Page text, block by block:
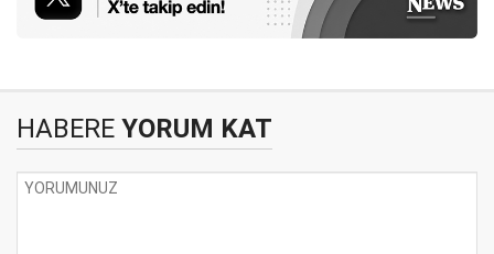
HABERE YORUM KAT